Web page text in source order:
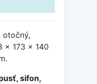
otočný,
x 173 x 140
sifon,